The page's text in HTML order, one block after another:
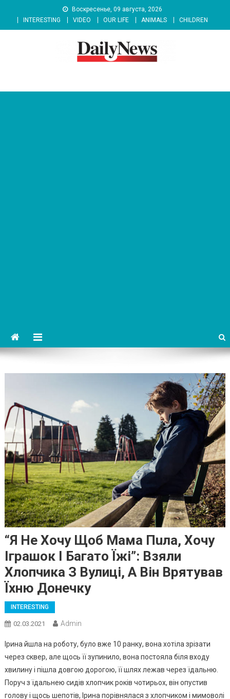
content
Воскресенье, 09 августа, 2026
INTERESTING
VIDEO OUR LIFE ANIMALS CHILDREN
“Я Не Хочу Щоб Мама Пuла, Хочу
Іграшок І Багато Їжі”: Взяли
Хлопчика З Вулиці, А Він Врятував
Їхню Донечку
INTERESTING
02.03.2021 Admin
Ірина йшла на роботу, було вже 10 ранку, вона хотіла зрізати
через сквер, але щось її зупинило, вона постояла біля входу
хвилину і пішла довгою дорогою, її шлях лежав через їдальню.
Поруч з їдальнею сидів хлопчик років чотирьох, він опустив
голову і щось шепотів, Ірина порівнялася з хлопчиком і мимоволі